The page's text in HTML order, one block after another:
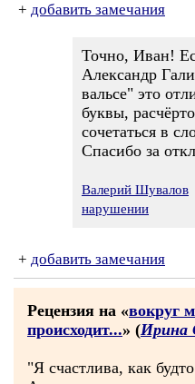
+ добавить замечания
Точно, Иван!
Александр
вальсе" это
буквы,
сочетаться в
Спасибо за
Валерий Шувалов
нарушении
+ добавить замечания
Рецензия на «вокруг
происходит...» (Ирина
"Я счастлива, как